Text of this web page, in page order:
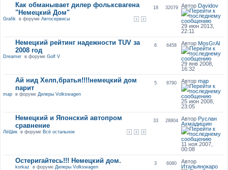
Как обманывает дилер фольксвагена
"Немецкий Дом"
1 2
Grafikв форуме Автосервисы
18 32079 Автор Davidov
29 июн 2013,
22:11
Немецкий рейтинг надежности TUV за
2008 год
Dreamerв форуме Golf V
6 6458 Автор MosGrAl
29 янв 2008,
16:32
Ай нид Хелп,братья!!!!немецкий дом
парит
mapв форуме Дилеры Volkswagen
5 8790 Авторmap
25 июн 2008,
23:05
Немецкий и Японский автопром
сравнение
1 2 3
ЛёШикв форуме Всё остальное
33 28804 Автор Руслан
Ахмадишин
11 ноя 2007,
00:08
Остеригайтесь!!! Немецкий дом.
korkaz в форуме Дилеры Volkswagen
3 6080
Автор
Итальянокаро